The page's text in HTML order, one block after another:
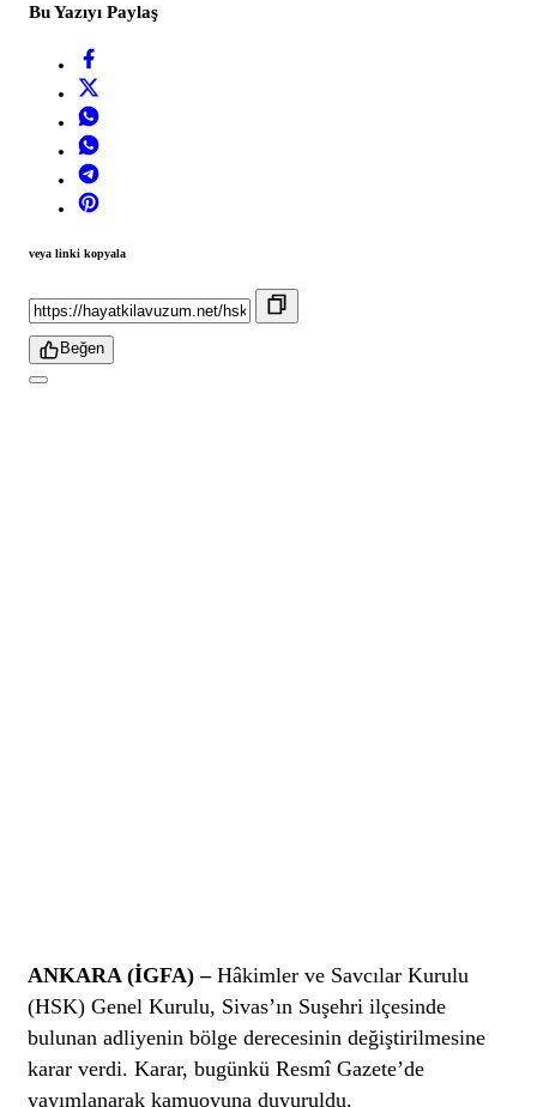
Bu Yazıyı Paylaş
veya linki kopyala
Beğen
ANKARA (İGFA) –Hâkimler ve Savcılar Kurulu
(HSK) Genel Kurulu, Sivas’ın Suşehri ilçesinde
bulunan adliyenin bölge derecesinin değiştirilmesine
karar verdi. Karar, bugünkü Resmî Gazete’de
yayımlanarak kamuoyuna duyuruldu.